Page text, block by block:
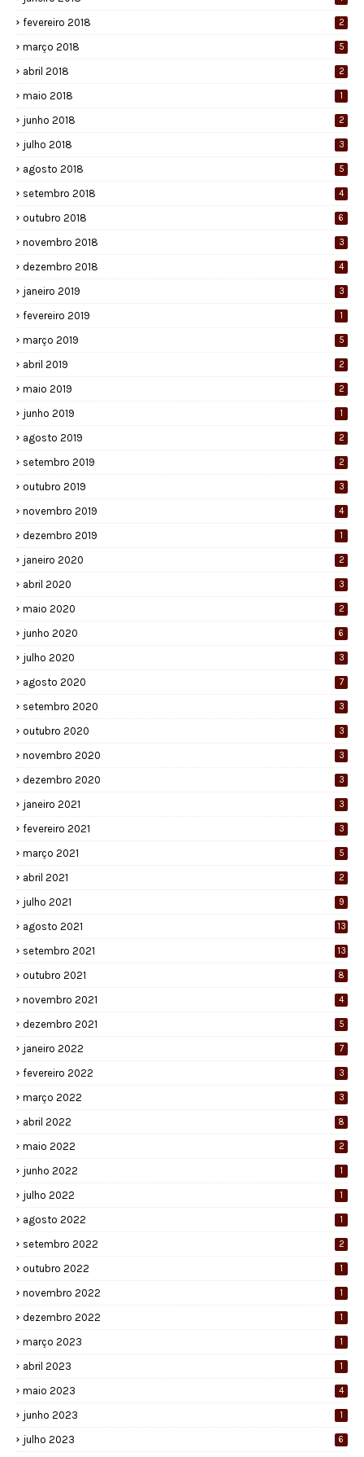
fevereiro 2018 2
março 2018 5
abril 2018 2
maio 2018 1
junho 2018 2
julho 2018 3
agosto 2018 5
setembro 2018 4
outubro 2018 6
novembro 2018 3
dezembro 2018 4
janeiro 2019 3
fevereiro 2019 1
março 2019 5
abril 2019 2
maio 2019 2
junho 2019 1
agosto 2019 2
setembro 2019 2
outubro 2019 3
novembro 2019 4
dezembro 2019 1
janeiro 2020 2
abril 2020 3
maio 2020 2
junho 2020 6
julho 2020 3
agosto 2020 7
setembro 2020 3
outubro 2020 3
novembro 2020 3
dezembro 2020 3
janeiro 2021 3
fevereiro 2021 3
março 2021 5
abril 2021 2
julho 2021 9
agosto 2021 13
setembro 2021 13
outubro 2021 8
novembro 2021 4
dezembro 2021 5
janeiro 2022 7
fevereiro 2022 3
março 2022 3
abril 2022 8
maio 2022 2
junho 2022 1
julho 2022 1
agosto 2022 1
setembro 2022 2
outubro 2022 1
novembro 2022 1
dezembro 2022 1
março 2023 1
abril 2023 1
maio 2023 4
junho 2023 1
julho 2023 6